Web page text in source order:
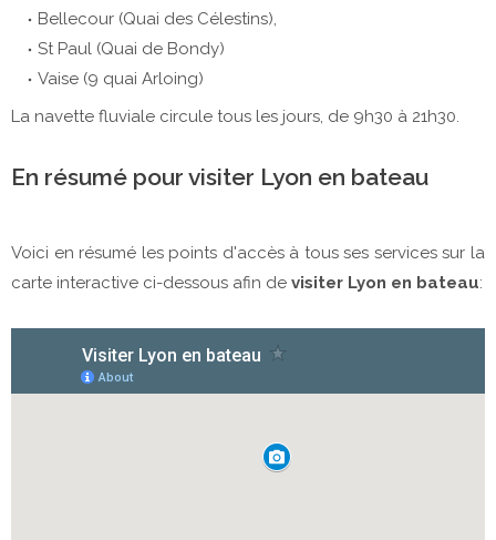
Bellecour (Quai des Célestins),
St Paul (Quai de Bondy)
Vaise (9 quai Arloing)
La navette fluviale circule tous les jours, de 9h30 à 21h30.
En résumé pour visiter Lyon en bateau
Voici en résumé les points d'accès à tous ses services sur la
carte interactive ci-dessous afin de visiter Lyon en bateau: